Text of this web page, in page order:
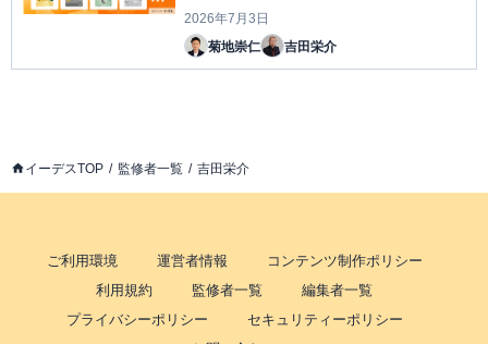
2026年7月3日
菊地崇仁
吉田栄介
イーデスTOP 監修者一覧 吉田栄介
ご利用環境 運営者情報
コンテンツ制作ポリシー
利用規約
監修者一覧
編集者一覧
プライバシーポリシー
セキュリティーポリシー